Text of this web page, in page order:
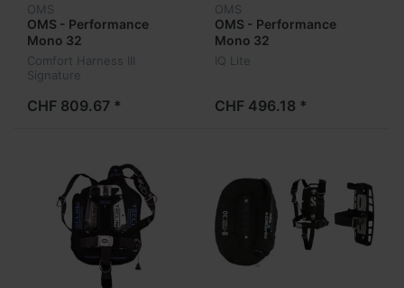
OMS
OMS - Performance
Mono 32
Comfort Harness III
Signature
CHF 809.67 *
OMS
OMS - Performance
Mono 32
IQ Lite
CHF 496.18 *